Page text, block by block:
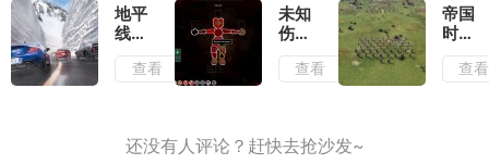
复古
滤镜
去看
提供
非常
多的
构筑
评：
大体
玩法
不变
地平
线6
测
评：
几乎
查看
未知
伤亡
测
评：
拼尽
查看
帝国
时代
4岳
飞传
查看